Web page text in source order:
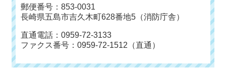
郵便番号：853-0031
長崎県五島市吉久木町628番地5（消防庁舎）
直通電話：0959-72-3133
ファクス番号：0959-72-1512（直通）